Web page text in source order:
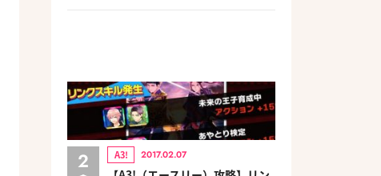
2 A3! 2017.02.07